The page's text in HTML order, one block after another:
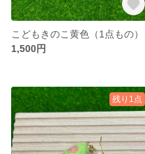
こどもきのこ黄色（1点もの）
1,500円
残り1点